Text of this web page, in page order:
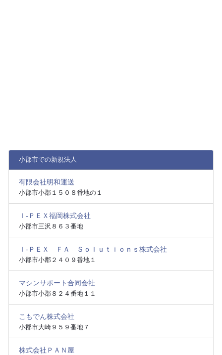
小郡市での新規法人
有限会社明和運送
小郡市小郡１５０８番地の１
Ｉ‐ＰＥＸ福岡株式会社
小郡市三沢８６３番地
Ｉ‐ＰＥＸ ＦＡ Ｓｏｌｕｔｉｏｎｓ株式会社
小郡市小郡２４０９番地１
マシンサポート合同会社
小郡市小郡８２４番地１１
こもでん株式会社
小郡市大崎９５９番地７
株式会社ＰＡＮ屋